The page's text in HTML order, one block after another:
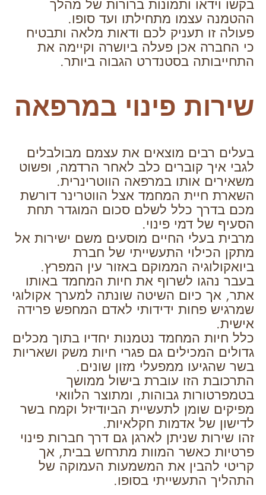
בקשו וידאו ותמונות ברורות של מהלך
ההטמנה עצמו מתחילתו ועד סופו.
פעולה זו תעניק לכם ודאות מלאה ותבטיח
כי החברה אכן פעלה ביושרה וקיימה את
התחייבותה בסטנדרט הגבוה ביותר.
שירות פינוי במרפאה
בעלים רבים מוצאים את עצמם מבולבלים
לגבי איך קוברים כלב לאחר הרדמה, ופשוט
משאירים אותו במרפאה הווטרינרית.
השארת חיית המחמד אצל הווטרינר דורשת
מכם בדרך כלל לשלם סכום המוגדר תחת
הסעיף של דמי פינוי.
מרבית בעלי החיים מוסעים משם ישירות אל
מתקן הכילוי התעשייתי של חברת
ביואקולוגיה הממוקם באזור עין המפרץ.
בעבר נהגו לשרוף את חיות המחמד באותו
אתר, אך כיום השיטה שונתה למערך אקולוגי
שמרגיש פחות ידידותי לאדם המחפש פרידה
אישית.
כלל חיות המחמד נטמנות יחדיו בתוך מכלים
גדולים המכילים גם פגרי חיות משק ושאריות
בשר שהגיעו ממפעלי מזון שונים.
התרכובת הזו עוברת בישול ממושך
בטמפרטורות גבוהות, ומתוצר הלוואי
מפיקים שומן לתעשיית הביודיזל וקמח בשר
לדישון של אדמות חקלאיות.
זהו שירות שניתן לארגן גם דרך חברות פינוי
פרטיות כאשר המוות מתרחש בבית, אך
קריטי להבין את המשמעות העמוקה של
התהליך התעשייתי בסופו.